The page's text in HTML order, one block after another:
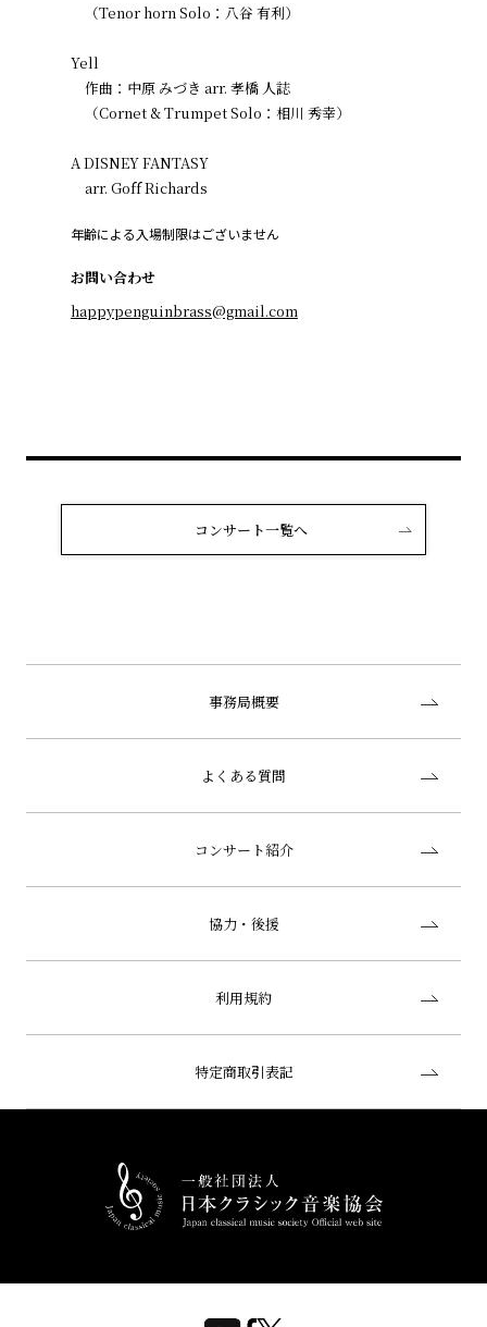
（Tenor horn Solo：八谷 有利）
Yell
作曲：中原 みづき arr. 孝橋 人誌
（Cornet & Trumpet Solo：相川 秀幸）
A DISNEY FANTASY
arr. Goff Richards
年齢による入場制限はございません
お問い合わせ
happypenguinbrass@gmail.com
コンサート一覧へ
事務局概要
よくある質問
コンサート紹介
協力・後援
利用規約
特定商取引表記